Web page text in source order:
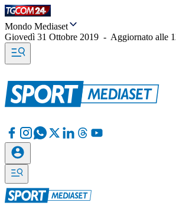
Mondo Mediaset
Giovedì 31 Ottobre 2019 - Aggiornato alle